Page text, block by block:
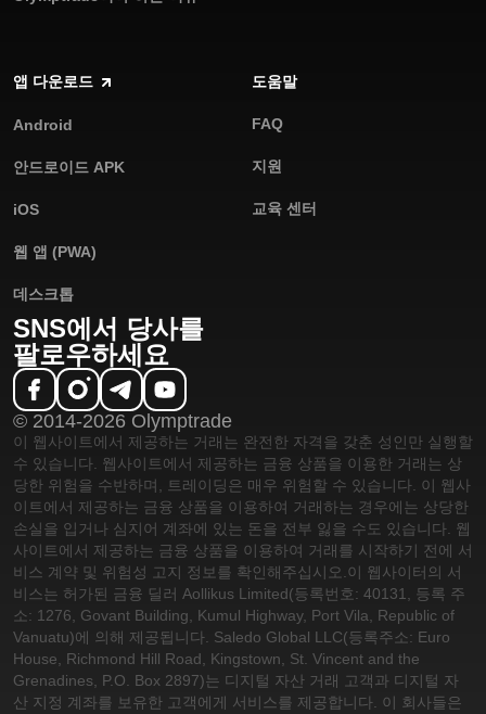
앱 다운로드
Android
안드로이드 APK
iOS
웹 앱 (PWA)
데스크톱
도움말
FAQ
지원
교육 센터
SNS에서 당사를
팔로우하세요
© 2014-2026 Olymptrade
이 웹사이트에서 제공하는 거래는 완전한 자격을 갖춘 성인만 실행할
수 있습니다. 웹사이트에서 제공하는 금융 상품을 이용한 거래는 상
당한 위험을 수반하며, 트레이딩은 매우 위험할 수 있습니다. 이 웹사
이트에서 제공하는 금융 상품을 이용하여 거래하는 경우에는 상당한
손실을 입거나 심지어 계좌에 있는 돈을 전부 잃을 수도 있습니다. 웹
사이트에서 제공하는 금융 상품을 이용하여 거래를 시작하기 전에 서
비스 계약 및 위험성 고지 정보를 확인해주십시오.이 웹사이터의 서
비스는 허가된 금융 딜러 Aollikus Limited(등록번호: 40131, 등록 주
소: 1276, Govant Building, Kumul Highway, Port Vila, Republic of
Vanuatu)에 의해 제공됩니다. Saledo Global LLC(등록주소: Euro
House, Richmond Hill Road, Kingstown, St. Vincent and the
Grenadines, P.O. Box 2897)는 디지털 자산 거래 고객과 디지털 자
산 지정 계좌를 보유한 고객에게 서비스를 제공합니다. 이 회사들은